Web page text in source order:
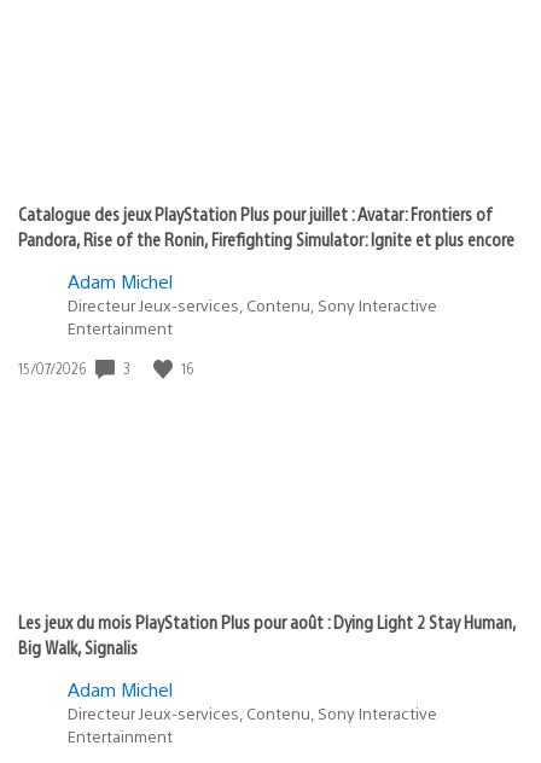
Catalogue des jeux PlayStation Plus pour juillet : Avatar: Frontiers of
Pandora, Rise of the Ronin, Firefighting Simulator: Ignite et plus encore
Adam Michel
Directeur Jeux-services, Contenu, Sony Interactive
Entertainment
Date
15/07/2026 3 16
Les jeux du mois PlayStation Plus pour août : Dying Light 2 Stay Human,
Big Walk, Signalis
Adam Michel
Directeur Jeux-services, Contenu, Sony Interactive
Entertainment